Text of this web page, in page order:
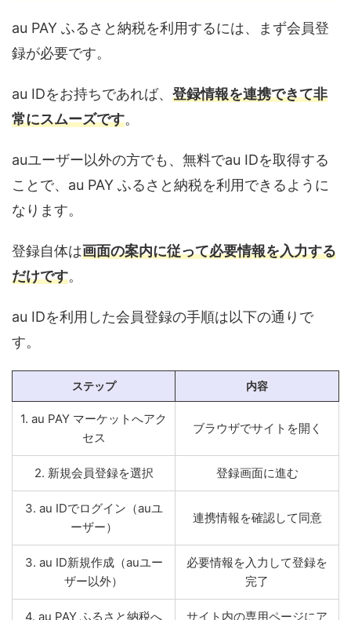
au PAY ふるさと納税を利用するには、まず会員登
録が必要です。
au IDをお持ちであれば、 登録情報を連携できて非
常にスムーズです。
auユーザー以外の方でも、無料でau IDを取得する
ことで、au PAY ふるさと納税を利用できるように
なります。
登録自体は画面の案内に従って必要情報を入力する
だけです。
au IDを利用した会員登録の手順は以下の通りで
す。
ステップ 内容
1. au PAY マーケットへアク
セス
ブラウザでサイトを開く
2. 新規会員登録を選択 登録画面に進む
3. au IDでログイン（auユ
ーザー）
連携情報を確認して同意
3. au ID新規作成（auユー
ザー以外）
必要情報を入力して登録を
完了
4. au PAY ふるさと納税へ
サイト内の専用ページにア